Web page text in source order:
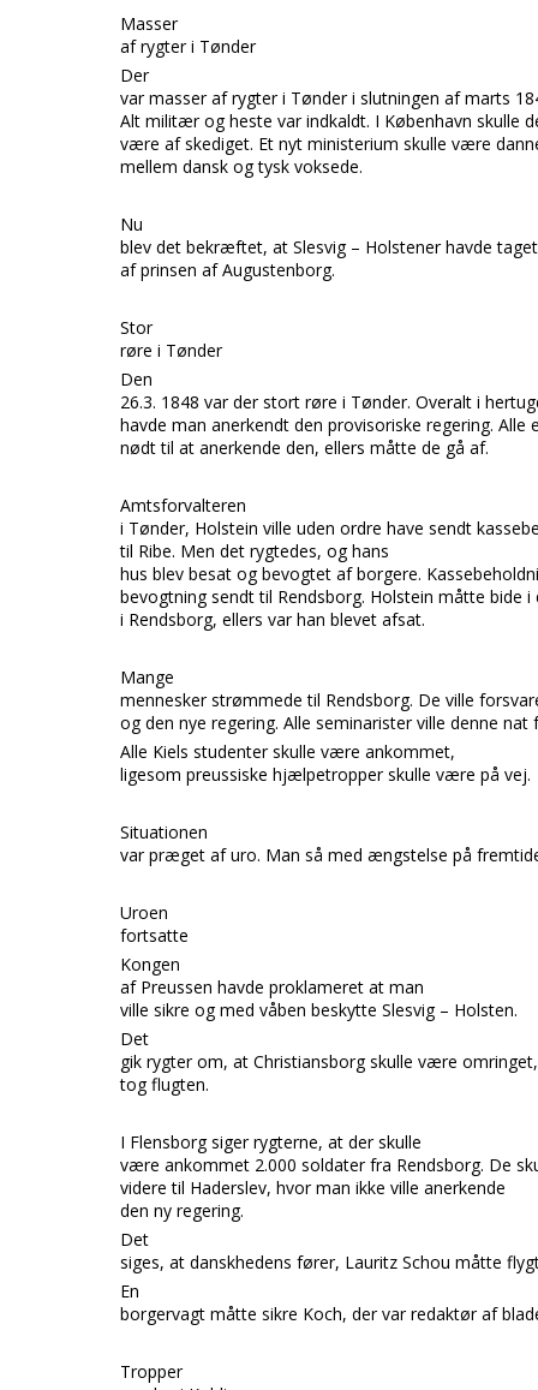
Masser
af rygter i Tønder
Der
var masser af rygter i Tønderi slutningen af marts
Alt militær og heste var indkaldt. I København skulle
være af skediget. Et nyt ministerium skulle være
mellem dansk og tysk voksede.
Nu
blev det bekræftet, at Slesvig – Holstenerhavde
af prinsen afAugustenborg.
Stor
røre i Tønder
Den
26.3. 1848 var der stort røre i Tønder. Overalt i
havde man anerkendt den provisoriske regering.
nødt til at anerkende den, ellers måtte de gå af.
Amtsforvalteren
i Tønder, Holstein ville uden ordre have sendt
til Ribe. Men det rygtedes, og hans
hus blev besat og bevogtet af borgere.
bevogtning sendt til Rendsborg. Holstein måtte bide i
i Rendsborg, ellers var han blevet afsat.
Mange
mennesker strømmedetil Rendsborg. De ville
og den nye regering. Alle seminarister ville denne nat
Alle Kiels studenter skulle være ankommet,
ligesom preussiske hjælpetropper skulle være på vej.
Situationen
var præget af uro. Man så med ængstelse på
Uroen
fortsatte
Kongen
af Preussen havde proklameret at man
ville sikre og med våben beskytte Slesvig – Holsten.
Det
gik rygter om, at Christiansborgskulle være
tog flugten.
I Flensborgsiger rygterne, at der skulle
være ankommet 2.000 soldater fra Rendsborg. De
videre til Haderslev, hvor man ikke ville anerkende
den ny regering.
Det
siges, at danskhedens fører, Lauritz Schou måtte
En
borgervagt måtte sikre Koch, der var redaktør af
Tropper